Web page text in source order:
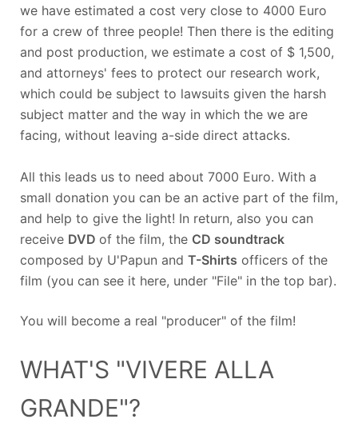
we have estimated a cost very close to 4000 Euro
for a crew of three people! Then there is the editing
and post production, we estimate a cost of $ 1,500,
and attorneys' fees to protect our research work,
which could be subject to lawsuits given the harsh
subject matter and the way in which the we are
facing, without leaving a-side direct attacks.
All this leads us to need about 7000 Euro. With a
small donation you can be an active part of the film,
and help to give the light! In return, also you can
receive DVD of the film, the CD soundtrack
composed by U'Papun and T-Shirts officers of the
film (you can see it here, under "File" in the top bar).
You will become a real "producer" of the film!
WHAT'S "VIVERE ALLA
GRANDE"?